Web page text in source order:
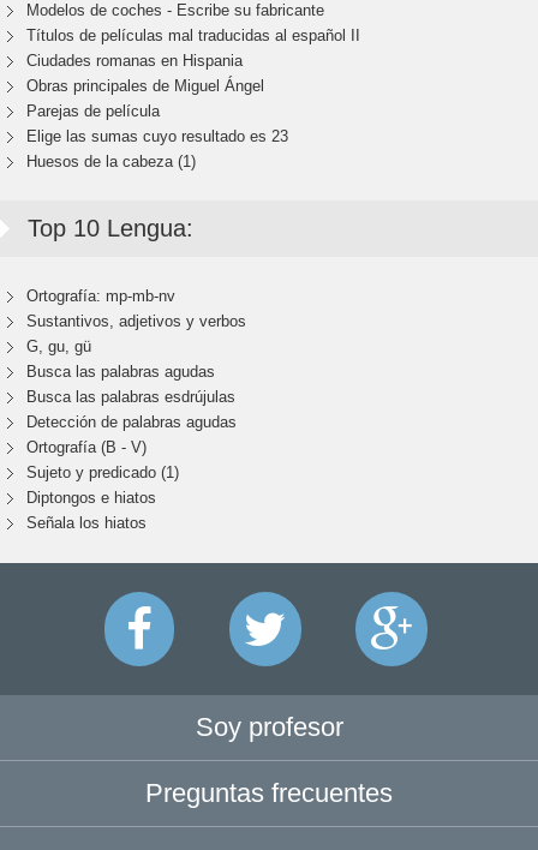
Modelos de coches - Escribe su fabricante
Títulos de películas mal traducidas al español II
Ciudades romanas en Hispania
Obras principales de Miguel Ángel
Parejas de película
Elige las sumas cuyo resultado es 23
Huesos de la cabeza (1)
Top 10 Lengua:
Ortografía: mp-mb-nv
Sustantivos, adjetivos y verbos
G, gu, gü
Busca las palabras agudas
Busca las palabras esdrújulas
Detección de palabras agudas
Ortografía (B - V)
Sujeto y predicado (1)
Diptongos e hiatos
Señala los hiatos
Soy profesor
Preguntas frecuentes